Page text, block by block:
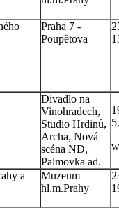
Praha 7 -
Poupětova
Divadlo na
Vinohradech,
Studio Hrdinů,
Archa, Nová
scéna ND,
Palmovka ad.
a
Muzeum
hl.m.Prahy